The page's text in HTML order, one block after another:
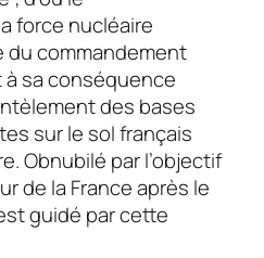
force nucléaire
du commandement
à sa conséquence
des bases
sur le sol français
Obnubilé par l’objectif
de la France après le
guidé par cette